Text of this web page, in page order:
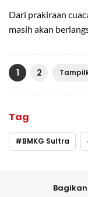
Dari prakiraan
masih akan
1 2
Tag
BMKG Sultra